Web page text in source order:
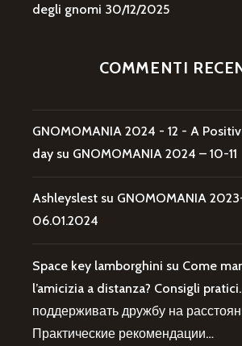
degli gnomi 30/12/2025
COMMENTI
GNOMOMANIA 2024 - 12 - A
day su GNOMOMANIA 2024 – 10-11
Ashleyslest su GNOMOMANIA
06.01.2024
Space key lamborghini su Come
l’amicizia a distanza? Consigli
поддерживать дружбу на
Практические рекомендации…